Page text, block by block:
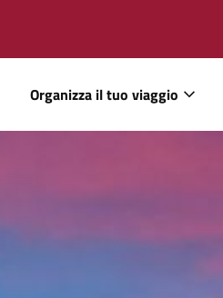
Organizza il tuo viaggio